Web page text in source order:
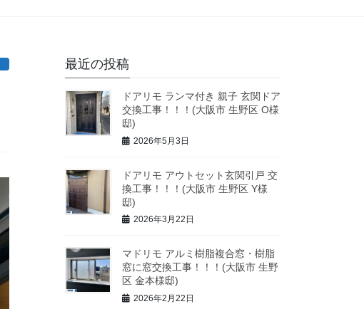
最近の投稿
ドアリモ ランマ付き 親子 玄関ドア
交換工事！！！(大阪市 生野区 O様
邸)
2026年5月3日
ドアリモ アウトセット玄関引戸 交
換工事！！！(大阪市 生野区 Y様
邸)
2026年3月22日
マドリモ アルミ樹脂複合窓・樹脂
窓に窓交換工事！！！(大阪市 生野
区 金本様邸)
2026年2月22日